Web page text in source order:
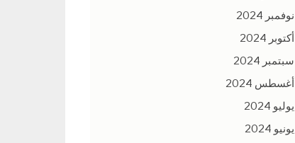
نوفمبر 2024
أكتوبر 2024
سبتمبر 2024
أغسطس 2024
يوليو 2024
يونيو 2024